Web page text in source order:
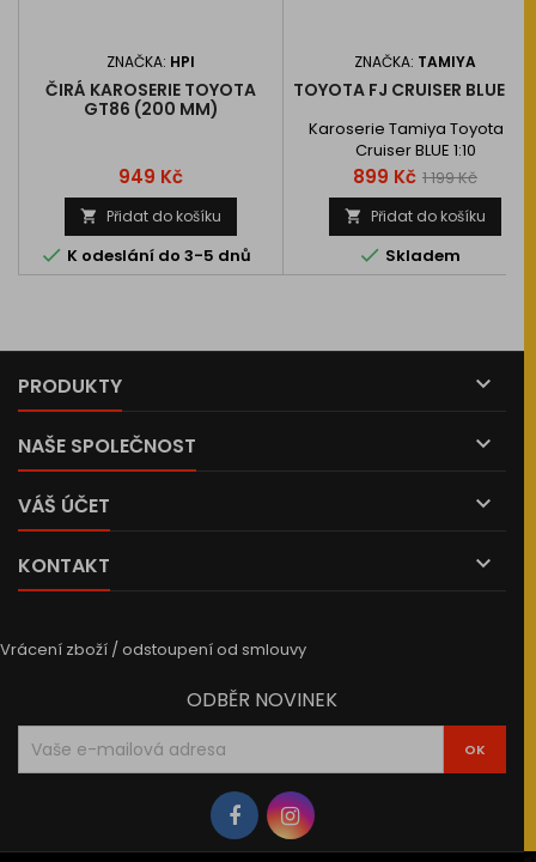
ZNAČKA: HPI
ČIRÁ KAROSERIE TOYOTA
GT86 (200 MM)
Cena
949 Kč
 Přidat do košíku
 K odeslání do 3-5 dnů
ZNAČKA: TAMIYA
TOYOTA FJ CRUISER BLUE 1:10
Karoserie Tamiya Toyota FJ
Cruiser BLUE 1:10
Cena
899 Kč Běžná
cena
1 199 Kč
 Přidat do košíku
 Skladem
PRODUKTY 
NAŠE SPOLEČNOST 
VÁŠ ÚČET 
KONTAKT 
Vrácení zboží / odstoupení od smlouvy
ODBĚR NOVINEK